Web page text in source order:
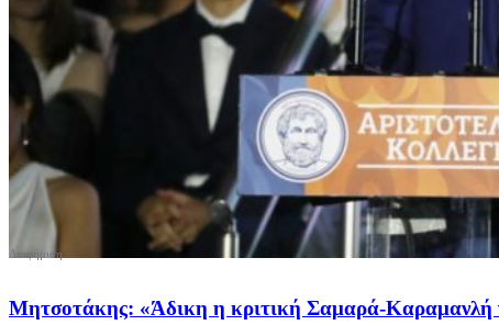
Μητσοτάκης: «Άδικη η κριτική Σαμαρά-Καραμανλή